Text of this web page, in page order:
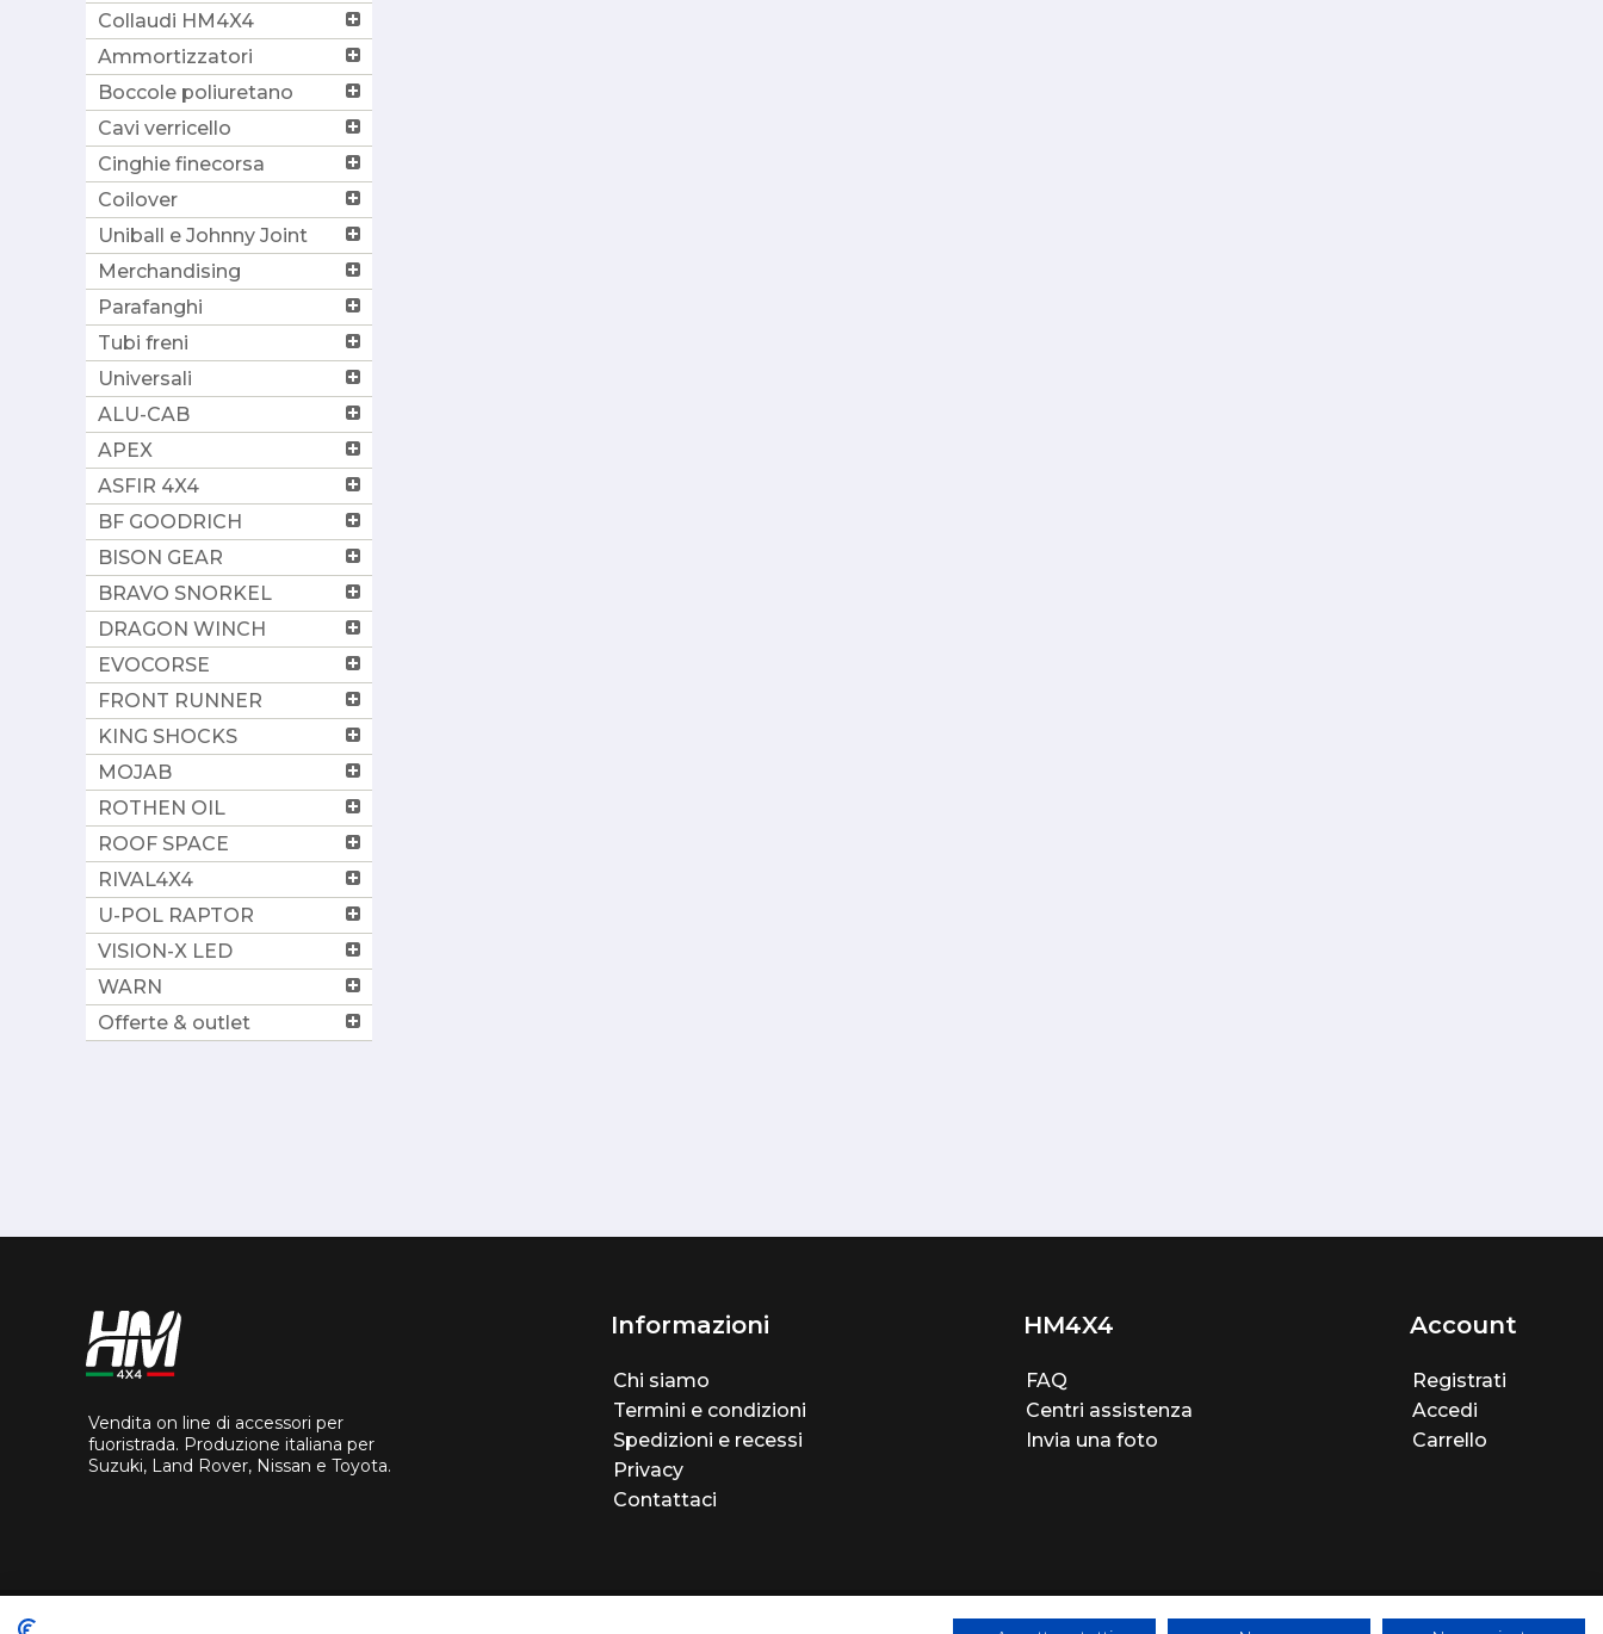
Collaudi HM4X4
Ammortizzatori
Boccole poliuretano
Cavi verricello
Cinghie finecorsa
Coilover
Uniball e Johnny Joint
Merchandising
Parafanghi
Tubi freni
Universali
ALU-CAB
APEX
ASFIR 4X4
BF GOODRICH
BISON GEAR
BRAVO SNORKEL
DRAGON WINCH
EVOCORSE
FRONT RUNNER
KING SHOCKS
MOJAB
ROTHEN OIL
ROOF SPACE
RIVAL4X4
U-POL RAPTOR
VISION-X LED
WARN
Offerte & outlet
Vendita on line di accessori per
fuoristrada. Produzione italiana per
Suzuki, Land Rover, Nissan e Toyota.
Informazioni
Chi siamo
Termini e condizioni
Spedizioni e recessi
Privacy
Contattaci
HM4X4
FAQ
Centri assistenza
Invia una foto
Account
Registrati
Accedi
Carrello